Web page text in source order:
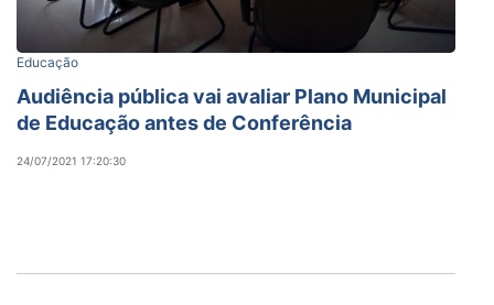
Educação
Audiência pública vai avaliar Plano Municipal
de Educação antes de Conferência
24/07/2021 17:20:30